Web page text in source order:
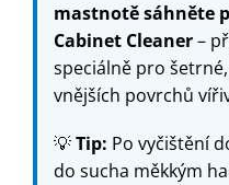
mastnotě sáhněte
Cabinet Cleaner–
speciálně pro
vnějších povrchů
💡Tip: Po vyčištění
do sucha měkkým